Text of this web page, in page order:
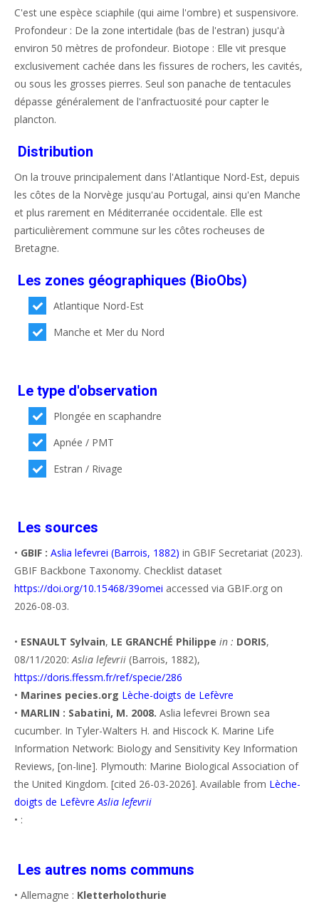
C'est une espèce sciaphile (qui aime l'ombre) et suspensivore.
Profondeur : De la zone intertidale (bas de l'estran) jusqu'à
environ 50 mètres de profondeur. Biotope : Elle vit presque
exclusivement cachée dans les fissures de rochers, les cavités,
ou sous les grosses pierres. Seul son panache de tentacules
dépasse généralement de l'anfractuosité pour capter le
plancton.
Distribution
On la trouve principalement dans l'Atlantique Nord-Est, depuis
les côtes de la Norvège jusqu'au Portugal, ainsi qu'en Manche
et plus rarement en Méditerranée occidentale. Elle est
particulièrement commune sur les côtes rocheuses de
Bretagne.
Les zones géographiques (BioObs)
Atlantique Nord-Est
Manche et Mer du Nord
Le type d'observation
Plongée en scaphandre
Apnée / PMT
Estran / Rivage
Les sources
• GBIF : Aslia lefevrei (Barrois, 1882) in GBIF Secretariat (2023).
GBIF Backbone Taxonomy. Checklist dataset
https://doi.org/10.15468/39omei accessed via GBIF.org on
2026-08-03.
• ESNAULT Sylvain, LE GRANCHÉ Philippe in : DORIS,
08/11/2020:Aslia lefevrii (Barrois, 1882),
https://doris.ffessm.fr/ref/specie/286
• Marines pecies.org Lèche-doigts de Lefèvre
• MARLIN : Sabatini, M. 2008. Aslia lefevrei Brown sea
cucumber. In Tyler-Walters H. and Hiscock K. Marine Life
Information Network: Biology and Sensitivity Key Information
Reviews, [on-line]. Plymouth: Marine Biological Association of
the United Kingdom. [cited 26-03-2026]. Available from Lèche-
doigts de LefèvreAslia lefevrii
• :
Les autres noms communs
• Allemagne : Kletterholothurie